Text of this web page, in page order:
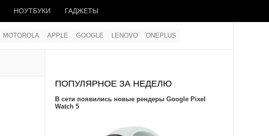
НОУТБУКИ ГАДЖЕТЫ
MOTOROLA APPLE GOOGLE LENOVO ONEPLUS
ПОПУЛЯРНОЕ ЗА НЕДЕЛЮ
В сети появились новые рендеры Google Pixel
Watch 5